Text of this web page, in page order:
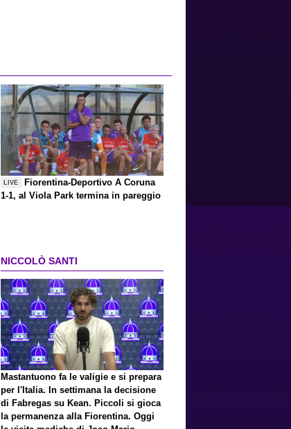
LIVE
Fiorentina-Deportivo A Coruna
1-1, al Viola Park termina in pareggio
NICCOLÒ SANTI
Mastantuono fa le valigie e si prepara
per l'Italia. In settimana la decisione
di Fabregas su Kean. Piccoli si gioca
la permanenza alla Fiorentina. Oggi